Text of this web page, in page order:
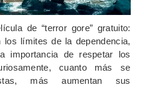
de “terror gore” gratuito:
límites de la dependencia,
importancia de respetar los
cuanto más se
más aumentan sus